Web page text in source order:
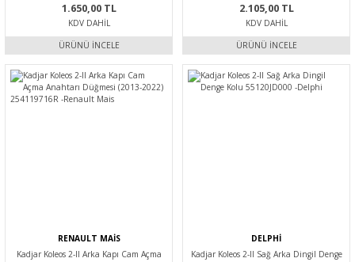
1.650,00 TL
KDV DAHIL
ÜRÜNÜ İNCELE
2.105,00 TL
KDV DAHIL
ÜRÜNÜ İNCELE
RENAULT MAİS
Kadjar Koleos 2-II Arka Kapı Cam Açma
DELPHİ
Kadjar Koleos 2-II Sağ Arka Dingil Denge